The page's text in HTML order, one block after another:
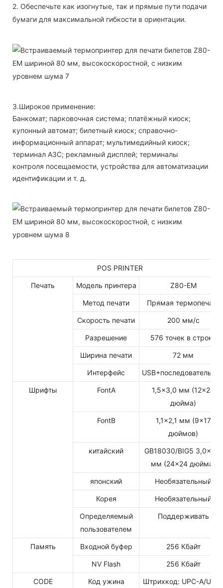
2. Обеспечьте как изогнутые, так и прямые пути подачи
бумаги для максимальной гибкости в ориентации.
3.Широкое применение:
Банкомат; парковочная система; платёжный киоск;
купонный автомат; билетный киоск; справочно-
информационный аппарат; мультимедийный киоск;
терминал АЗС; рекламный дисплей; терминалы
контроля посещаемости, устройства для автоматизации
идентификации и т. д.
POS PRINTER
Печать Модель принтера Z80-EM
Метод печати Прямая термопечать
Скорость печати 200 мм/с
Разрешение 576 точек в строке
Ширина печати 72 мм
Интерфейс
Шрифты FontA
1,5×3,0 мм (12×24
дюйма)
FontB
1,1×2,1 мм (9×17
дюймов)
китайский
GB18030/BIG5 3,0×3,0
мм (24×24 дюйма)
японский Необязательный
Корея Необязательный
Определяемый
пользователем
Поддерживать
Память Входной буфер 256 Кбайт
NV Flash 256 Кбайт
CODE Код ужина
Штрихкод: UPC-A/UPC-